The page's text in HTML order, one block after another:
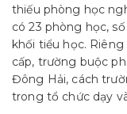
thiếu phòng học
có 23 phòng học,
khối tiểu học. Riêng
cấp, trường buộc
Đông Hải, cách
trong tổ chức dạy